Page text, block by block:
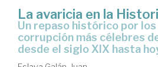
La avaricia en la
un repaso histórico por los escándalos de
corrupción más célebres
desde el siglo XIX hasta